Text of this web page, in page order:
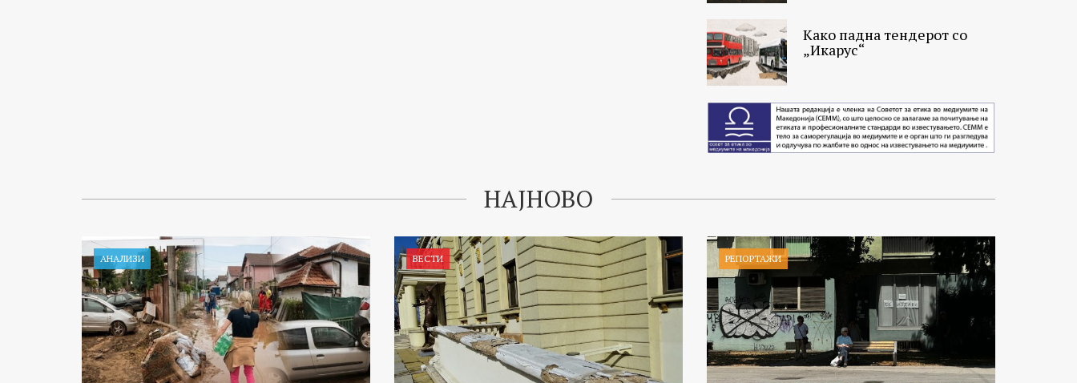
Како падна тендерот со
„Икарус“
НАЈНОВО
АНАЛИЗИ ВЕСТИ РЕПОРТАЖИ